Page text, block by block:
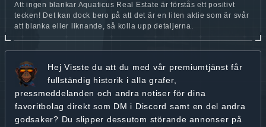
Att ingen blankar Aquaticus Real Estate är förstås ett positivt
tecken! Det kan dock bero på att det är en liten aktie som är svår
att blanka eller liknande, så kolla upp detaljerna.
Hej Visste du att du med vår premiumtjänst får
fullständig historik i alla grafer,
pressmeddelanden och andra notiser för dina
favoritbolag direkt som DM i Discord samt en del andra
godsaker? Du slipper dessutom störande annonser på